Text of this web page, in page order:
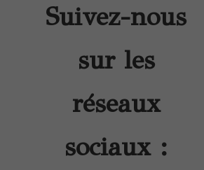
Suivez-nous
sur les
réseaux
sociaux :